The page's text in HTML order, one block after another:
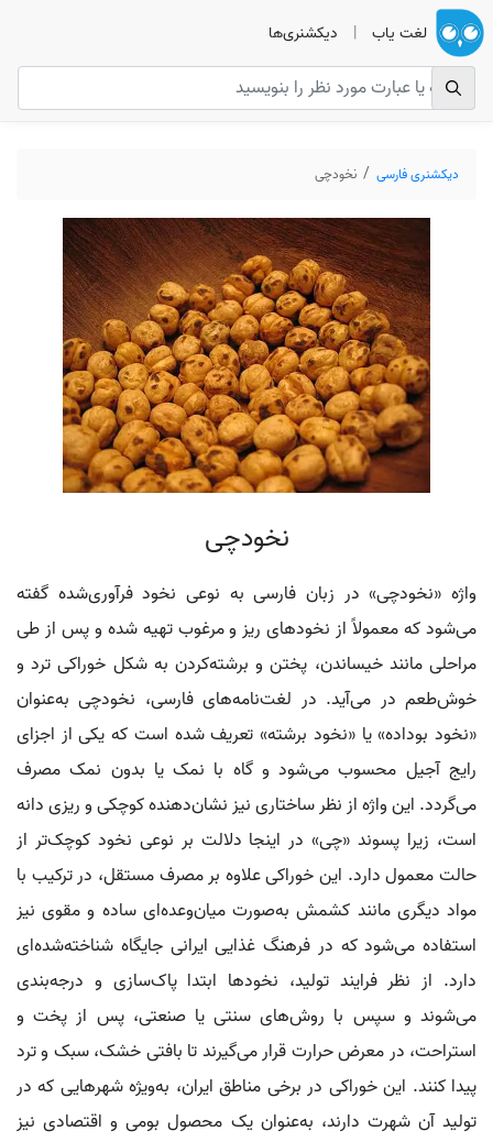
لغت یاب | دیکشنری‌ها
دیکشنری فارسی نخودچی
نخودچی
واژه «نخودچی» در زبان فارسی به نوعی نخود فرآوری‌شده گفته
می‌شود که معمولاً از نخودهای ریز و مرغوب تهیه شده و پس از طی
مراحلی مانند خیساندن، پختن و برشته‌کردن به شکل خوراکی ترد و
خوش‌طعم در می‌آید. در لغت‌نامه‌های فارسی، نخودچی به‌عنوان
«نخود بوداده» یا «نخود برشته» تعریف شده است که یکی از اجزای
رایج آجیل محسوب می‌شود و گاه با نمک یا بدون نمک مصرف
می‌گردد. این واژه از نظر ساختاری نیز نشان‌دهنده کوچکی و ریزی دانه
است، زیرا پسوند «چی» در اینجا دلالت بر نوعی نخود کوچک‌تر از
حالت معمول دارد. این خوراکی علاوه بر مصرف مستقل، در ترکیب با
مواد دیگری مانند کشمش به‌صورت میان‌وعده‌ای ساده و مقوی نیز
استفاده می‌شود که در فرهنگ غذایی ایرانی جایگاه شناخته‌شده‌ای
دارد. از نظر فرایند تولید، نخودها ابتدا پاک‌سازی و درجه‌بندی
می‌شوند و سپس با روش‌های سنتی یا صنعتی، پس از پخت و
استراحت، در معرض حرارت قرار می‌گیرند تا بافتی خشک، سبک و ترد
پیدا کنند. این خوراکی در برخی مناطق ایران، به‌ویژه شهرهایی که در
تولید آن شهرت دارند، به‌عنوان یک محصول بومی و اقتصادی نیز